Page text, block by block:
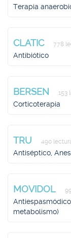
Terapia
CLATIC 778
Antibiótico
BERSEN 153
Corticoterapia
TRU 490
Antiséptico,
MOVIDOL
metabolismo)